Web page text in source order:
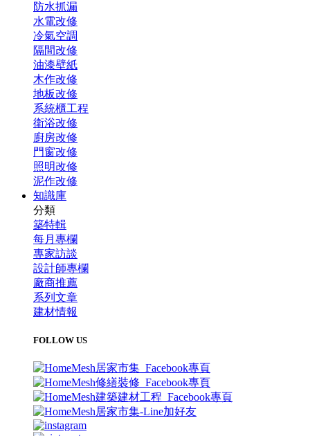
防水抓漏
水電改修
冷氣空調
隔間改修
油漆壁紙
木作改修
地板改修
系統櫃工程
衛浴改修
廚房改修
門窗改修
照明改修
泥作改修
知識庫
分類
築特輯
每月專欄
專家訪談
設計師專欄
廠商推薦
系列文章
建材情報
FOLLOW US